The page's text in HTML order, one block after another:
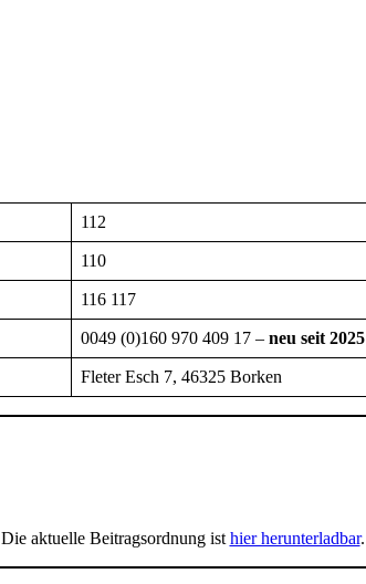
112
110
116 117
0049 (0)160 970 409 17 – neu seit 2025
Fleter Esch 7, 46325 Borken
Die aktuelle Beitragsordnung ist hier herunterladbar.